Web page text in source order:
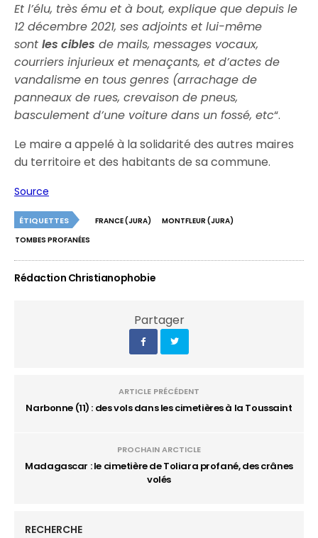
Et l’élu, très ému et à bout, explique que depuis le
12 décembre 2021, ses adjoints et lui-même
sontles cibles de mails, messages vocaux,
courriers injurieux et menaçants, et d’actes de
vandalisme en tous genres (arrachage de
panneaux de rues, crevaison de pneus,
basculement d’une voiture dans un fossé, etc“.
Le maire a appelé à la solidarité des autres maires
du territoire et des habitants de sa commune.
Source
ÉTIQUETTES FRANCE (JURA)
MONTFLEUR (JURA)
TOMBES PROFANÉES
Rédaction Christianophobie
Partager
ARTICLE PRÉCÉDENT
Narbonne (11) : des vols dans les cimetières à la Toussaint
PROCHAIN ARCTICLE
Madagascar : le cimetière de Toliara profané, des crânes
volés
RECHERCHE